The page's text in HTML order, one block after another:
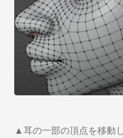
▲耳の一部の頂点を移動